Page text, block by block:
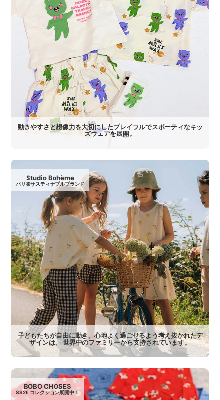
動きやすさと想像力を大切にしたプレイフルでスポーティなキッ
ズウェアを展開。
Studio Bohème
パリ発サスティナブルブランド
子どもたちが自由に動き、心地よく過ごせるよう考え抜かれたデ
ザインは、 世界中のファミリーから支持されています。
BOBO CHOSES
SS26 コレクション展開中！